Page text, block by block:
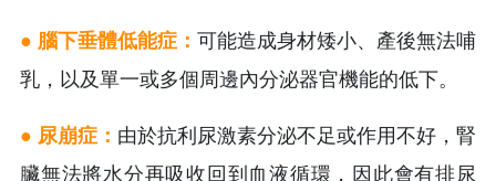
● 腦下垂體低能症： 可能造成身材矮小、產後無法哺
乳，以及單一或多個周邊內分泌器官機能的低下。
● 尿崩症： 由於抗利尿激素分泌不足或作用不好，腎
臟無法將水分再吸收回到血液循環，因此會有排尿